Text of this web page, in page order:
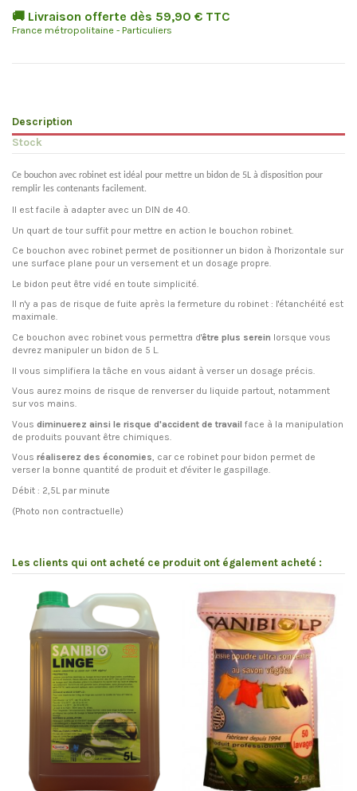
🚚 Livraison offerte dès 59,90 € TTC
France métropolitaine - Particuliers
Description
Stock
Ce bouchon avec robinet est idéal pour mettre un bidon de 5L à disposition pour
remplir les contenants facilement.
Il est facile à adapter avec un DIN de 40.
Un quart de tour suffit pour mettre en action le bouchon robinet.
Ce bouchon avec robinet permet de positionner un bidon à l'horizontale sur
une surface plane pour un versement et un dosage propre.
Le bidon peut être vidé en toute simplicité.
Il n'y a pas de risque de fuite après la fermeture du robinet : l'étanchéité est
maximale.
Ce bouchon avec robinet vous permettra d'être plus serein lorsque vous
devrez manipuler un bidon de 5 L.
Il vous simplifiera la tâche en vous aidant à verser un dosage précis.
Vous aurez moins de risque de renverser du liquide partout, notamment
sur vos mains.
Vous diminuerez ainsi le risque d'accident de travail face à la manipulation
de produits pouvant être chimiques.
Vous réaliserez des économies, car ce robinet pour bidon permet de
verser la bonne quantité de produit et d'éviter le gaspillage.
Débit : 2,5L par minute
(Photo non contractuelle)
Les clients qui ont acheté ce produit ont également acheté :